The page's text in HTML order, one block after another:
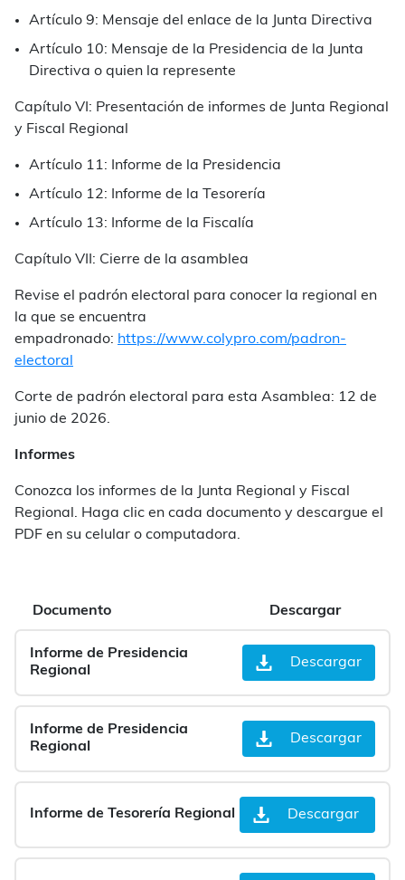
Artículo 9: Mensaje del enlace de la Junta Directiva
Artículo 10: Mensaje de la Presidencia de la Junta
Directiva o quien la represente
Capítulo VI: Presentación de informes de Junta Regional
y Fiscal Regional
Artículo 11: Informe de la Presidencia
Artículo 12: Informe de la Tesorería
Artículo 13: Informe de la Fiscalía
Capítulo VII: Cierre de la asamblea
Revise el padrón electoral para conocer la regional en
la que se encuentra
empadronado: https://www.colypro.com/padron-
electoral
Corte de padrón electoral para esta Asamblea: 12 de
junio de 2026.
Informes
Conozca los informes de la Junta Regional y Fiscal
Regional. Haga clic en cada documento y descargue el
PDF en su celular o computadora.
Documento Descargar
Informe de Presidencia
Regional
Descargar
Informe de Presidencia
Regional
Descargar
Informe de Tesorería Regional Descargar